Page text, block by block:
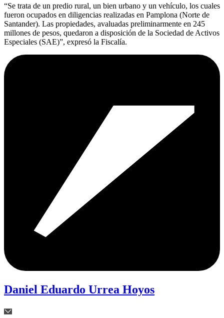
“Se trata de un predio rural, un bien urbano y un vehículo, los cuales
fueron ocupados en diligencias realizadas en Pamplona (Norte de
Santander). Las propiedades, avaluadas preliminarmente en 245
millones de pesos, quedaron a disposición de la Sociedad de Activos
Especiales (SAE)”, expresó la Fiscalía.
Daniel Eduardo Urrea Hoyos